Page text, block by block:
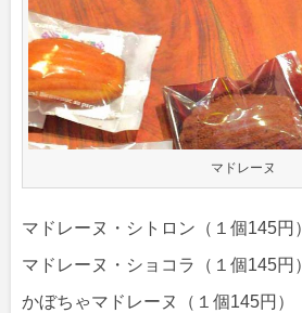
マドレーヌ
マドレーヌ・シトロン（１個145円）
マドレーヌ・ショコラ（１個145円）
かぼちゃマドレーヌ（１個145円）